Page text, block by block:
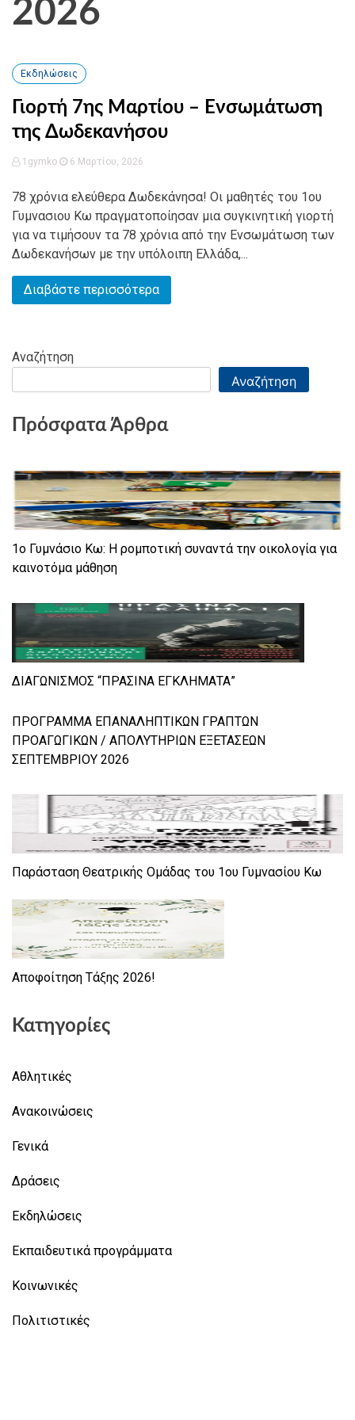
2026
Εκδηλώσεις
Γιορτή 7ης Μαρτίου – Ενσωμάτωση
της Δωδεκανήσου
1gymko 6 Μαρτίου, 2026
78 χρόνια ελεύθερα Δωδεκάνησα! Οι μαθητές του 1ου
Γυμνασιου Κω πραγματοποίησαν μια συγκινητική γιορτή
για να τιμήσουν τα 78 χρόνια από την Ενσωμάτωση των
Δωδεκανήσων με την υπόλοιπη Ελλάδα,...
Διαβάστε περισσότερα
Αναζήτηση
Αναζήτηση
Πρόσφατα Άρθρα
1ο Γυμνάσιο Κω: Η ρομποτική συναντά την οικολογία για
καινοτόμα μάθηση
ΔΙΑΓΩΝΙΣΜΟΣ “ΠΡΑΣΙΝΑ ΕΓΚΛΗΜΑΤΑ”
ΠΡΟΓΡΑΜΜΑ ΕΠΑΝΑΛΗΠΤΙΚΩΝ ΓΡΑΠΤΩΝ
ΠΡΟΑΓΩΓΙΚΩΝ / ΑΠΟΛΥΤΗΡΙΩΝ ΕΞΕΤΑΣΕΩΝ
ΣΕΠΤΕΜΒΡΙΟΥ 2026
Παράσταση Θεατρικής Ομάδας του 1ου Γυμνασίου Κω
Αποφοίτηση Τάξης 2026!
Κατηγορίες
Αθλητικές
Ανακοινώσεις
Γενικά
Δράσεις
Εκδηλώσεις
Εκπαιδευτικά προγράμματα
Κοινωνικές
Πολιτιστικές